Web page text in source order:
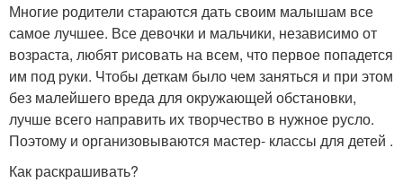
Многие родители стараются дать своим малышам все
самое лучшее. Все девочки и мальчики, независимо от
возраста, любят рисовать на всем, что первое попадется
им под руки. Чтобы деткам было чем заняться и при этом
без малейшего вреда для окружающей обстановки,
лучше всего направить их творчество в нужное русло.
Поэтому и организовываются мастер- классы для детей .
Как раскрашивать?